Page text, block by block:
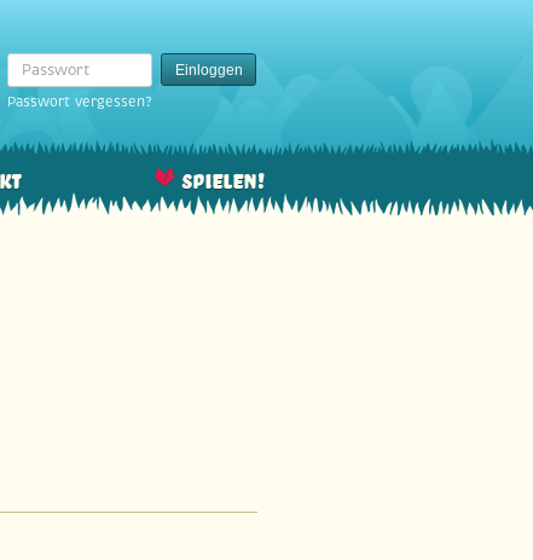
Passwort
Einloggen
Passwort vergessen?
Spielen!